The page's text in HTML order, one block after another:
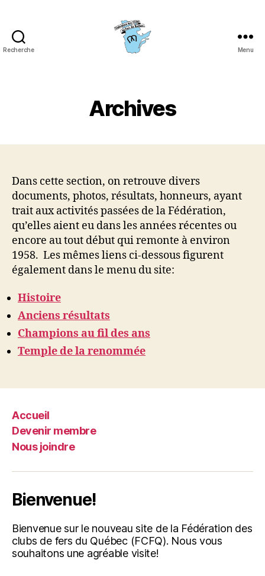
Recherche
de
fers
Menu
Archives
Dans cette section, on retrouve divers
documents, photos, résultats, honneurs, ayant
trait aux activités passées de la Fédération,
qu’elles aient eu dans les années récentes ou
encore au tout début qui remonte à environ
1958. Les mêmes liens ci-dessous figurent
également dans le menu du site:
Histoire
Anciens résultats
Champions au fil des ans
Temple de la renommée
Accueil
Devenir membre
Nous joindre
Bienvenue!
Bienvenue sur le nouveau site de la Fédération des
clubs de fers du Québec (FCFQ). Nous vous
souhaitons une agréable visite!